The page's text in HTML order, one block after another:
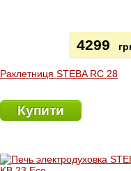
Раклетниця STEBA RC 28
4299
Купити